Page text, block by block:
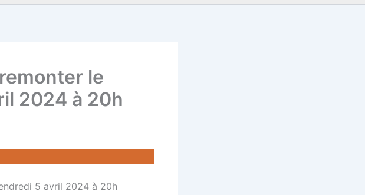
le
2024 à 20h
5 avril 2024 à 20h